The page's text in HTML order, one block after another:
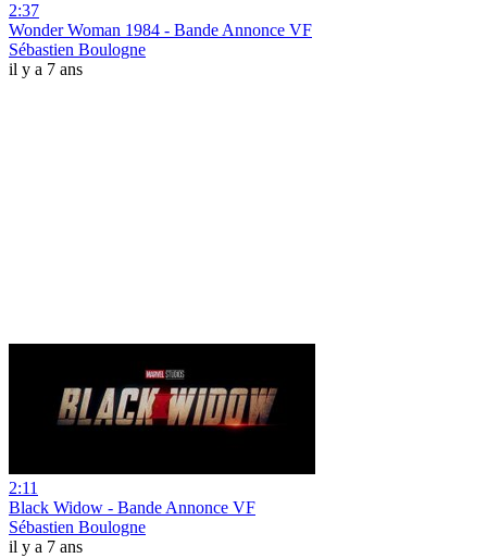
2:37
Wonder Woman 1984 - Bande Annonce VF
Sébastien Boulogne
il y a 7 ans
2:11
Black Widow - Bande Annonce VF
Sébastien Boulogne
il y a 7 ans